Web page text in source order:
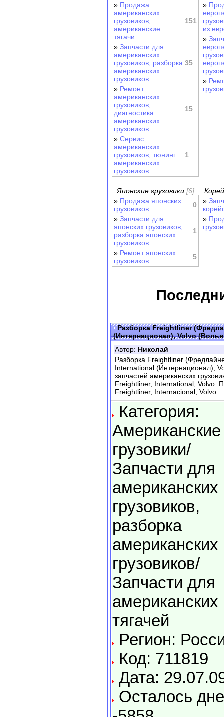
» Продажа
американских
грузовиков,
американские
тягачи
151
» Запчасти для
американских
грузовиков, разборка
американских
грузовиков
35
» Ремонт
американских
грузовиков,
диагностика
американских
грузовиков
15
» Cервис
американских
грузовиков, тюнинг
американских
грузовиков
1
»
из
»
»
Японские грузовики [6]
» Продажа японских
грузовиков
0
» Запчасти для
японских грузовиков,
разборка японских
грузовиков
1
» Ремонт японских
грузовиков
5
»
»
Разборка Freightliner
(Интернационал), Volvo
Автор: Николай
Разборка Freightliner
International (Интернационал),
запчастей американских
Freightliner, International, Volvo.
Freightliner, Internacional, Volvo.
Категория:
Американские
грузовики/
Запчасти для
американских
грузовиков,
разборка
американских
грузовиков/
Запчасти для
американских
тягачей
Регион:
Код: 711819
Дата:
Осталось